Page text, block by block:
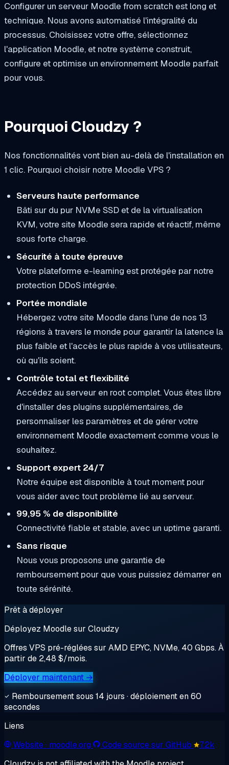
Configurer un serveur Moodle from scratch est long et
technique. Nous avons automatisé l'intégralité du
processus. Choisissez votre offre, sélectionnez
l'application Moodle, et notre système construit,
configure et optimise un environnement Moodle parfait
pour vous.
Pourquoi Cloudzy ?
Nos fonctionnalités vont bien au-delà de l'installation en
1 clic. Pourquoi choisir notre Moodle VPS ?
Serveurs haute performance
Bâti sur du pur NVMe SSD et de la virtualisation
KVM, votre site Moodle sera rapide et réactif, même
sous forte charge.
Sécurité à toute épreuve
Votre plateforme e-learning est protégée par notre
protection DDoS intégrée.
Portée mondiale
Hébergez votre site Moodle dans l'une de nos 13
régions à travers le monde pour garantir la latence la
plus faible et l'accès le plus rapide à vos utilisateurs,
où qu'ils soient.
Contrôle total et flexibilité
Accédez au serveur en root complet. Vous êtes libre
d'installer des plugins supplémentaires, de
personnaliser les paramètres et de gérer votre
environnement Moodle exactement comme vous le
souhaitez.
Support expert 24/7
Notre équipe est disponible à tout moment pour
vous aider avec tout problème lié au serveur.
99,95 % de disponibilité
Connectivité fiable et stable, avec un uptime garanti.
Sans risque
Nous vous proposons une garantie de
remboursement pour que vous puissiez démarrer en
toute sérénité.
Prêt à déployer
Déployez Moodle sur Cloudzy
Offres VPS pré-réglées sur AMD EPYC, NVMe, 40 Gbps. À
partir de 2,48 $/mois.
Déployer maintenant →
Remboursement sous 14 jours · déploiement en 60
secondes
Liens
Website· moodle.org Code source sur GitHub
7.2k